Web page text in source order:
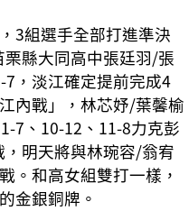
3組選手全部打進準決
縣大同高中張廷羽/張
，淡江確定提前完成4
內戰」，林芯妤/葉馨榆
7、10-12、11-8力克彭
明天將與林琬容/翁宥
。和高女組雙打一樣，
金銀銅牌。